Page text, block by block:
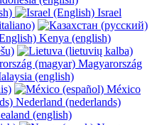
Israel
Kenya (english)
Magyarország
(english)
México
Nederland (nederlands)
(english)